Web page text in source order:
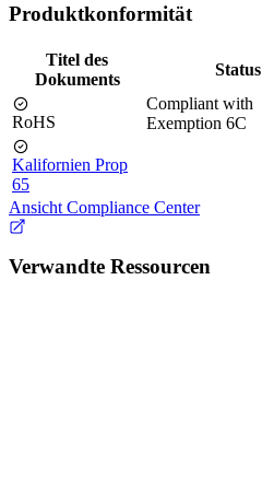
Produktkonformität
Titel des
Dokuments
Status
RoHS
Compliant with
Exemption 6C
Kalifornien Prop
65
Ansicht Compliance Center
Verwandte Ressourcen